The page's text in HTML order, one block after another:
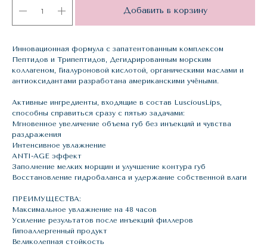
Добавить в корзину
Инновационная формула с запатентованным комплексом
Пептидов и Трипептидов, Дегидрированным морским
коллагеном, Гиалуроновой кислотой, органическими маслами и
антиоксидантами разработана американскими учёными.
Активные ингредиенты, входящие в состав LusciousLips,
способны справиться сразу с пятью задачами:
Мгновенное увеличение объема губ без инъекций и чувства
раздражения
Интенсивное увлажнение
ANTI-AGE эффект
Заполнение мелких морщин и улучшение контура губ
Восстановление гидробаланса и удержание собственной влаги
ПРЕИМУЩЕСТВА:
Максимальное увлажнение на 48 часов
Усиление результатов после инъекций филлеров
Гипоаллергенный продукт
Великолепная стойкость